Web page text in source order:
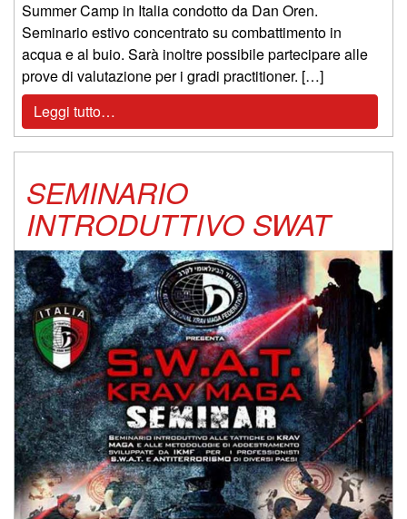
Summer Camp in Italia condotto da Dan Oren.
Seminario estivo concentrato su combattimento in
acqua e al buio. Sarà inoltre possibile partecipare alle
prove di valutazione per i gradi practitioner. […]
Leggi tutto…
SEMINARIO
INTRODUTTIVO SWAT